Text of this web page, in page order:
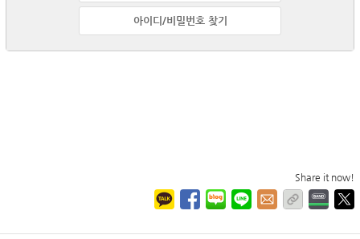
아이디/비밀번호 찾기
Share it now!